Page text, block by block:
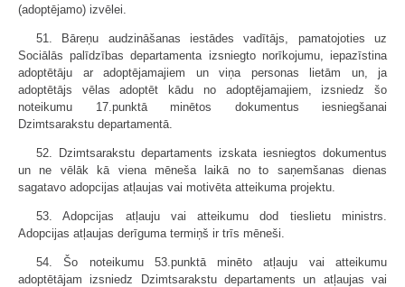
(adoptējamo) izvēlei.
51. Bāreņu audzināšanas iestādes vadītājs, pamatojoties uz
Sociālās palīdzības departamenta izsniegto norīkojumu, iepazīstina
adoptētāju ar adoptējamajiem un viņa personas lietām un, ja
adoptētājs vēlas adoptēt kādu no adoptējamajiem, izsniedz šo
noteikumu 17.punktā minētos dokumentus iesniegšanai
Dzimtsarakstu departamentā.
52. Dzimtsarakstu departaments izskata iesniegtos dokumentus
un ne vēlāk kā viena mēneša laikā no to saņemšanas dienas
sagatavo adopcijas atļaujas vai motivēta atteikuma projektu.
53. Adopcijas atļauju vai atteikumu dod tieslietu ministrs.
Adopcijas atļaujas derīguma termiņš ir trīs mēneši.
54. Šo noteikumu 53.punktā minēto atļauju vai atteikumu
adoptētājam izsniedz Dzimtsarakstu departaments un atļaujas vai